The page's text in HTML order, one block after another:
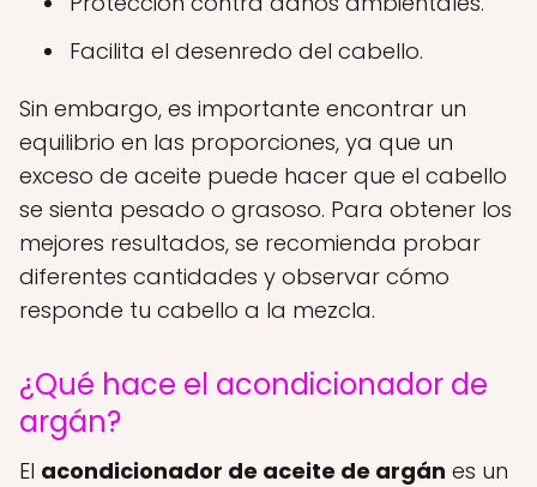
Facilita el desenredo del cabello.
Sin embargo, es importante encontrar un
equilibrio en las proporciones, ya que un
exceso de aceite puede hacer que el cabello
se sienta pesado o grasoso. Para obtener los
mejores resultados, se recomienda probar
diferentes cantidades y observar cómo
responde tu cabello a la mezcla.
¿Qué hace el acondicionador de
argán?
El acondicionador de aceite de argán es un